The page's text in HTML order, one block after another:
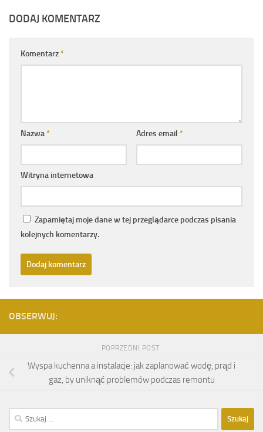
DODAJ KOMENTARZ
Komentarz*
Nazwa* Adres email *
Witryna internetowa
Zapamiętaj moje dane w tej przeglądarce podczas pisania
kolejnych komentarzy.
OBSERWUJ:
POPRZEDNI POST
Wyspa kuchenna a instalacje: jak zaplanować wodę, prąd i
gaz, by uniknąć problemów podczas remontu
Szukaj: